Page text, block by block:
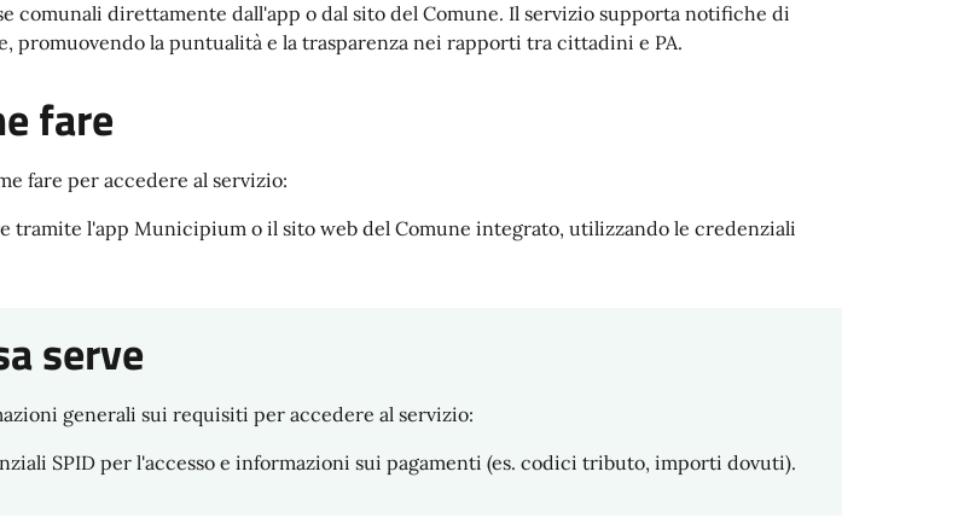
comunali direttamente dall'app o dal sito del Comune. Il servizio supporta notifiche di
promuovendo la puntualità e la trasparenza nei rapporti tra cittadini e PA.
fare
fare per accedere al servizio:
tramite l'app Municipium o il sito web del Comune integrato, utilizzando le credenziali
serve
generali sui requisiti per accedere al servizio:
SPID per l'accesso e informazioni sui pagamenti (es. codici tributo, importi dovuti).